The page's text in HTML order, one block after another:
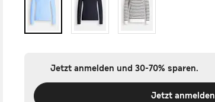
Jetzt anmelden und 30-70% sparen.
Jetzt anmelden